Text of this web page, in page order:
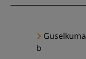
Guselkuma
b